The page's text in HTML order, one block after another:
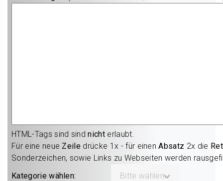
HTML-Tags sind sindnicht erlaubt.
Für eine neue Zeile drücke 1x - für einenAbsatz 2x die
Sonderzeichen, sowie Links zu Webseiten werden
Kategorie wählen:
Bitte wählen...